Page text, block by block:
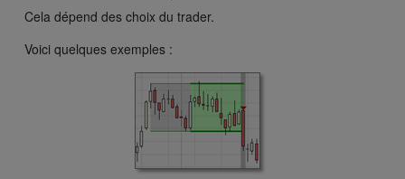
Cela dépend des choix du trader.
Voici quelques exemples :